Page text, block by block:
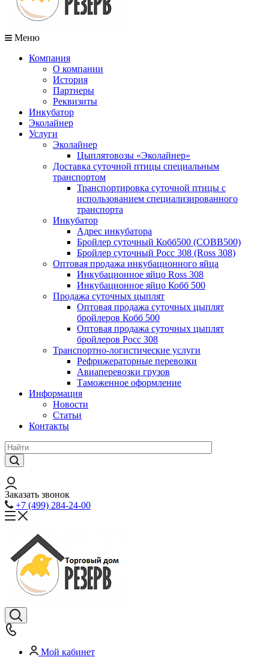
Меню
Компания
О компании
История
Партнеры
Реквизиты
Инкубатор
Эколайнер
Услуги
Эколайнер
Цыплятовозы «Эколайнер»
Доставка суточной птицы специальным
транспортом
Транспортировка суточной птицы с
использованием специализированного
транспорта
Инкубатор
Адрес инкубатора
Бройлер суточный Кобб500 (COBB500)
Бройлер суточный Росс 308 (Ross 308)
Оптовая продажа инкубационного яйца
Инкубационное яйцо Ross 308
Инкубационное яйцо Кобб 500
Продажа суточных цыплят
Оптовая продажа суточных цыплят
бройлеров Кобб 500
Оптовая продажа суточных цыплят
бройлеров Росс 308
Транспортно-логистические услуги
Рефрижераторные перевозки
Авиаперевозки грузов
Таможенное оформление
Информация
Новости
Статьи
Контакты
Заказать звонок
+7 (499) 284-24-00
Мой кабинет